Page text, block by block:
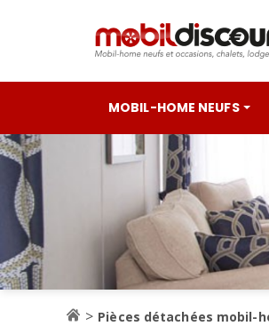
MOBIL-HOME NEUFS
Pièces détachées mobil-